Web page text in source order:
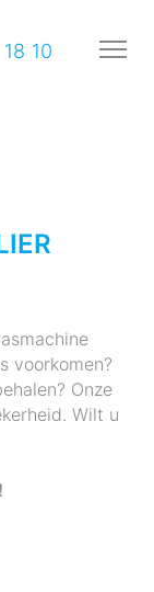
10
voorkomen?
Onze
Wilt u